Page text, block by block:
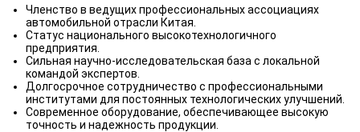
Членство в ведущих профессиональных ассоциациях
автомобильной отрасли Китая.
Статус национального высокотехнологичного
предприятия.
Сильная научно-исследовательская база с локальной
командой экспертов.
Долгосрочное сотрудничество с профессиональными
институтами для постоянных технологических улучшений.
Современное оборудование, обеспечивающее высокую
точность и надежность продукции.